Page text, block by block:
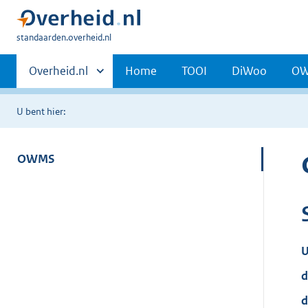
U
hier:
standaarden.overheid.nl
Primaire
navigatie
Andere
sites
binnen
Overheid.nl Home TOOI DiWoo
U bent hier:
OWMS